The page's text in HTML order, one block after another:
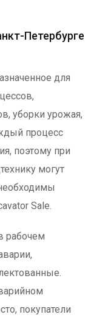
Петербурге
для
уборки урожая,
процесс
поэтому при
могут
Sale.
рабочем
покупатели